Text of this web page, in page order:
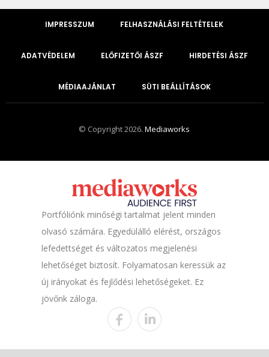
IMPRESSZUM FELHASZNÁLÁSI FELTÉTELEK
ADATVÉDELEM ELŐFIZETŐI ÁSZF HIRDETÉSI ÁSZF
MÉDIAAJÁNLAT SÜTI BEÁLLÍTÁSOK
© Copyright 2026.Mediaworks
Portfóliónk minőségi tartalmat jelent minden
olvasó számára. Egyedülálló elérést, országos
lefedettséget és változatos megjelenési
lehetőséget biztosít. Folyamatosan keressük az
új irányokat és fejlődési lehetőségeket. Ez
jövőnk záloga.